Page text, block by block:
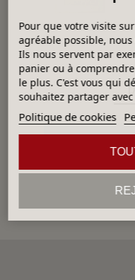
Aucun produit
Pour que votre visite
agréable possible,
Ils nous servent par
panier ou à
le plus. C'est vous qui
souhaitez partager
Politique de cookies